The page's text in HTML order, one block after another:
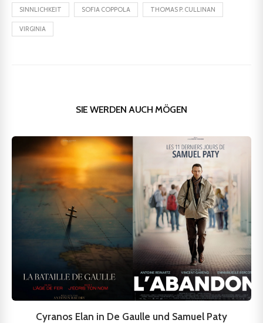
SINNLICHKEIT SOFIA COPPOLA THOMAS P. CULLINAN
VIRGINIA
SIE WERDEN AUCH MÖGEN
Cyranos Elan in De Gaulle und Samuel Paty